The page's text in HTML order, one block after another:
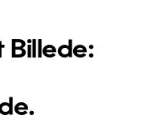
Billede: